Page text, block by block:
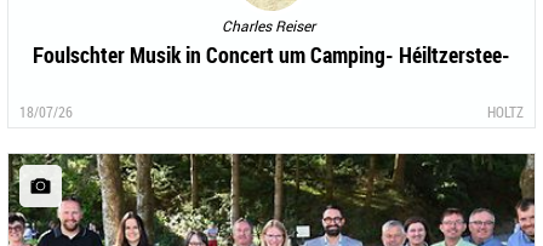
Charles Reiser
Foulschter Musik in Concert um Camping- Héiltzerstee-
18/07/26 HOLTZ